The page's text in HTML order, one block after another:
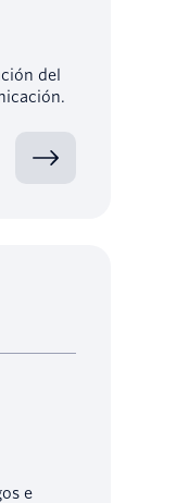
del
e